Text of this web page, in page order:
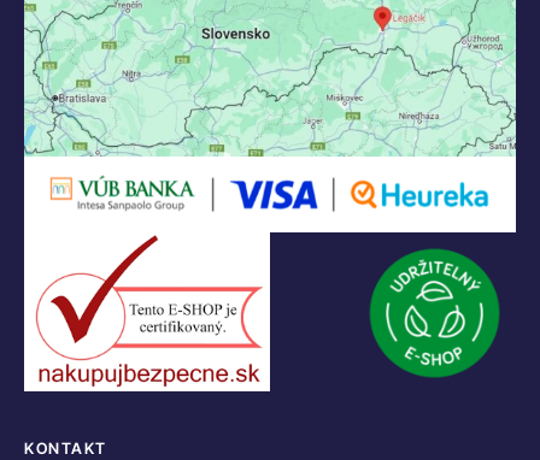
KONTAKT